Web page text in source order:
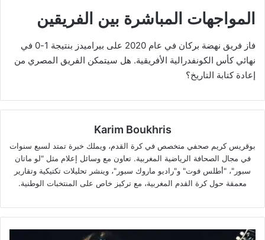
المواجهات المباشرة بين الفريقين
فاز فريق نهضة بركان في عام 2020 على بيراميدز بنتيجة 1-0 في
نهائي كأس الكونفدرالية الأفريقية. هل سيتمكن الفريق المصري من
إعادة كتابة التاريخ؟
Karim Boukhris
بوقريس كريم صحفي متخصص في كرة القدم، ويملك خبرة تمتد لسبع سنوات
في مجال الصحافة الرياضية المغربية. تعاون مع وسائل إعلام مثل "لو ماتان
سبور"، "أطلس فوت" و"راديو ماروك سبور"، وينشر تحليلات تكتيكية وتقارير
معمقة حول كرة القدم المغربية، مع تركيز خاص على المنتخبات الوطنية.
وفاة